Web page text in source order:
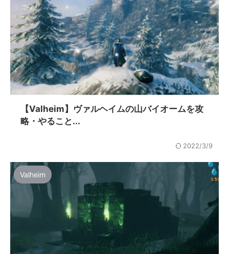
【Valheim】ヴァルヘイムの山バイオームを攻
略・やること...
2022/3/9
Valheim